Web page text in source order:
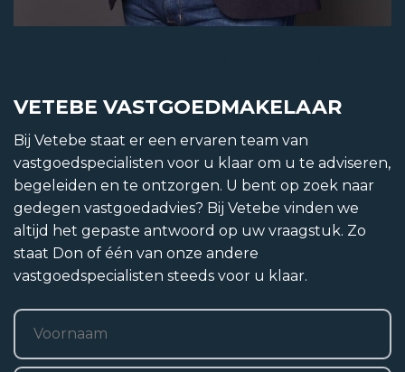
VETEBE VASTGOEDMAKELAAR
Bij Vetebe staat er een ervaren team van
vastgoedspecialisten voor u klaar om u te adviseren,
begeleiden en te ontzorgen. U bent op zoek naar
gedegen vastgoedadvies? Bij Vetebe vinden we
altijd het gepaste antwoord op uw vraagstuk. Zo
staat Don of één van onze andere
vastgoedspecialisten steeds voor u klaar.
Naam